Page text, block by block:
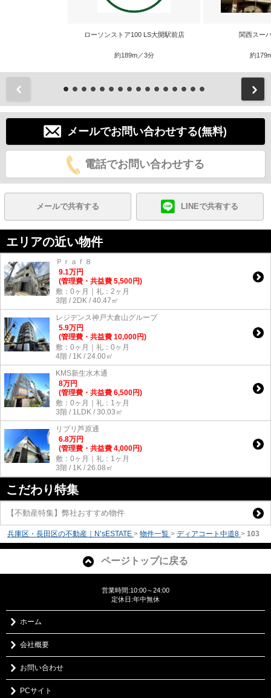
ローソンストア100 LS大開駅前店
約189m／3分
関西スー
約
メールでお問い合わせする(無料)
電話でお問い合わせする
メールで共有する LINEで共有する
エリアの近い物件
Ｐｒａｆ８
9.1万円
(管理費・共益費 5,500円)
敷：0ヶ月｜礼：2ヶ月
3階 / 2DK / 40.47㎡
レジデンス神戸大倉山グルーブ
5.9万円
(管理費・共益費 10,000円)
敷：0ヶ月｜礼：0ヶ月
4階 / 1K / 24.00㎡
KMS新生水木通
8万円
(管理費・共益費 6,500円)
敷：0ヶ月｜礼：1ヶ月
3階 / 1LDK / 30.03㎡
リブリ芦原通
6.8万円
(管理費・共益費 4,000円)
敷：0ヶ月｜礼：1ヶ月
3階 / 1K / 26.08㎡
こだわり特集
【不動産特集】弊社おすすめ物件
兵庫区・長田区の不動産｜N’sESTATE > 物件一覧 > ディアコート中道8 > 103
ページトップに戻る
営業時間:10:00～24:00
定休日:年中無休
ホーム
会社概要
お問い合わせ
PCサイト